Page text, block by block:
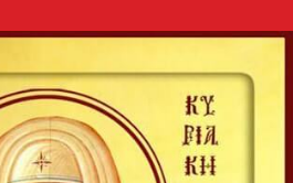
Fecioara Maria în mărime
naturală, cu privirea
coborâtă, stând în picioare pe
un nor, îmbrăcată într-o
și un stihar...